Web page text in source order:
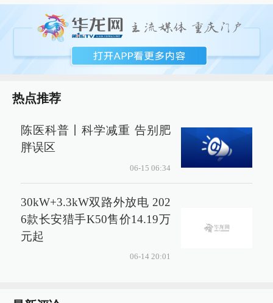
热点推荐
陈医科普丨科学减重 告别肥
胖误区
06-15 06:34
30kW+3.3kW双路外放电 202
6款长安猎手K50售价14.19万
元起
06-14 20:01